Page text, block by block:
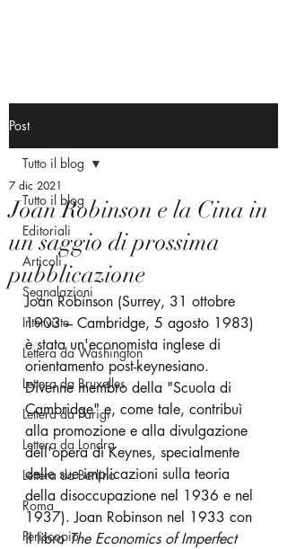
Post
Tutto il blog
Editoriali
Articoli
Segnalazioni
Interviste
Lettera da Washington
Lettera da Bruxelles
Lettera da Parigi
Lettera da Londra
Lettera da Berlino
Roma
Periscopio
Tutto il blog
Joan Robinson e la Cina in
un saggio di prossima
pubblicazione
7 dic 2021
Joan Robinson (Surrey, 31 ottobre
1903 – Cambridge, 5 agosto 1983)
è stata un'economista inglese di
orientamento post-keynesiano.
Divenne membro della "Scuola di
Cambridge" e, come tale, contribuì
alla promozione e alla divulgazione
dell'opera di Keynes, specialmente
delle sue implicazioni sulla teoria
della disoccupazione nel 1936 e nel
1937). Joan Robinson nel 1933 con
il libro The Economics of Imperfect